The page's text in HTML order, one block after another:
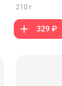
210 г
329 ₽